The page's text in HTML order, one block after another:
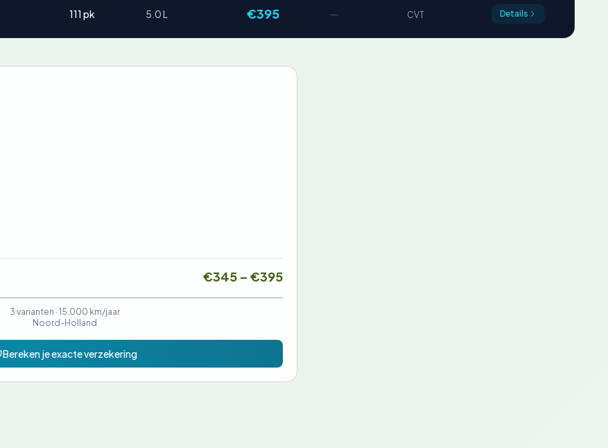
111 pk 5.0 L €395 — CVT Details
€345 – €395
3 varianten · 15.000 km/jaar
Noord-Holland
Bereken je exacte verzekering